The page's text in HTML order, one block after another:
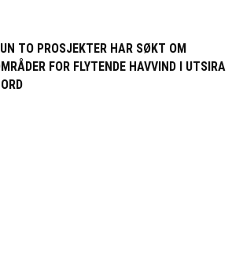
TO PROSJEKTER HAR SØKT OM
FOR FLYTENDE HAVVIND I UTSIRA